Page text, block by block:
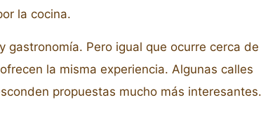
la cocina.
Pero igual que ocurre cerca de
la misma experiencia. Algunas calles
propuestas mucho más interesantes.